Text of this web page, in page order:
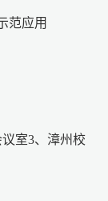
范应用
室3、漳州校